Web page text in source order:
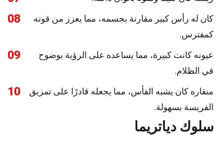
08
كان له رأس كبير مقارنة بجسمه، مما يعزز من قوته
كمفترس.
09
عيونه كانت كبيرة، مما يساعده على الرؤية بوضوح
في الظلام.
10
منقاره كان يشبه الفأس، مما يجعله قادرًا على تمزيق
الفريسة بسهولة.
سلوك دياتريما